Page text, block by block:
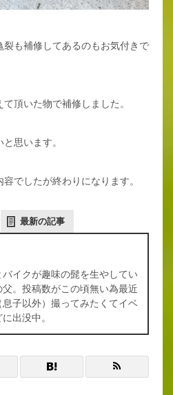
裂も補修してあるのもお気付きで
頂いた物で補修しました。
思います。
でしたが終わりになります。
最新の記事
バイクが趣味の髭を生やしてい
父。投稿数がこの頃無い為最近
息子以外）撮ってみたくてイベ
出没中。